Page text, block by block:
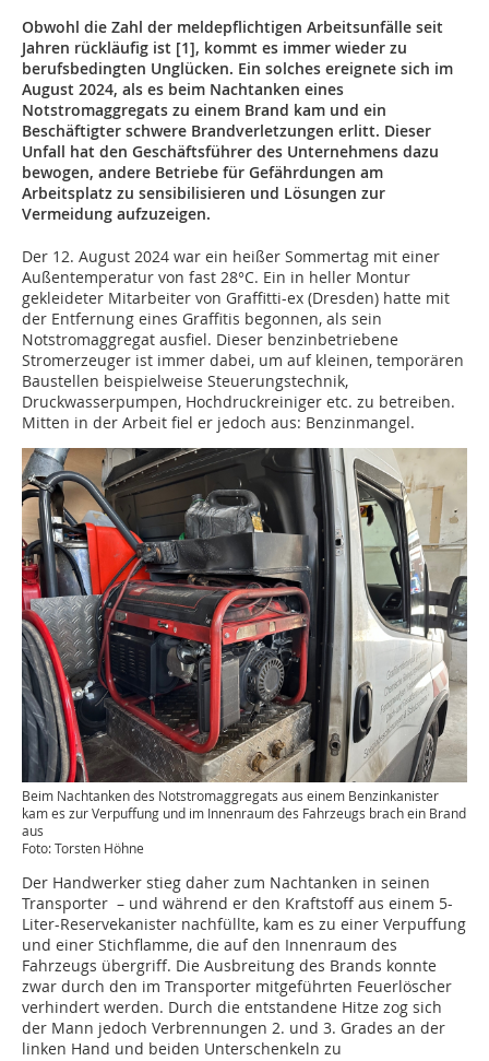
Obwohl die Zahl der meldepflichtigen Arbeitsunfälle seit
Jahren rückläufig ist [1], kommt es immer wieder zu
berufsbedingten Unglücken. Ein solches ereignete sich im
August 2024, als es beim Nachtanken eines
Notstromaggregats zu einem Brand kam und ein
Beschäftigter schwere Brandverletzungen erlitt. Dieser
Unfall hat den Geschäftsführer des Unternehmens dazu
bewogen, andere Betriebe für Gefährdungen am
Arbeitsplatz zu sensibilisieren und Lösungen zur
Vermeidung aufzuzeigen.
Der 12. August 2024 war ein heißer Sommertag mit einer
Außentemperatur von fast 28°C. Ein in heller Montur
gekleideter Mitarbeiter von Graffitti-ex (Dresden) hatte mit
der Entfernung eines Graffitis begonnen, als sein
Notstromaggregat ausfiel. Dieser benzinbetriebene
Stromerzeuger ist immer dabei, um auf kleinen, temporären
Baustellen beispielweise Steuerungstechnik,
Druckwasserpumpen, Hochdruckreiniger etc. zu betreiben.
Mitten in der Arbeit fiel er jedoch aus: Benzinmangel.
Beim Nachtanken des Notstromaggregats aus einem Benzinkanister
kam es zur Verpuffung und im Innenraum des Fahrzeugs brach ein Brand
aus
Foto: Torsten Höhne
Der Handwerker stieg daher zum Nachtanken in seinen
Transporter – und während er den Kraftstoff aus einem 5-
Liter-Reservekanister nachfüllte, kam es zu einer Verpuffung
und einer Stichflamme, die auf den Innenraum des
Fahrzeugs übergriff. Die Ausbreitung des Brands konnte
zwar durch den im Transporter mitgeführten Feuerlöscher
verhindert werden. Durch die entstandene Hitze zog sich
der Mann jedoch Verbrennungen 2. und 3. Grades an der
linken Hand und beiden Unterschenkeln zu